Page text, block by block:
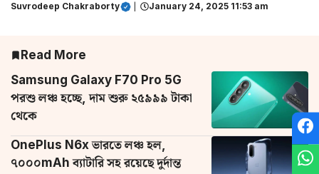
Suvrodeep Chakraborty January 24, 2025 11:53 am
Read More
Samsung Galaxy F70 Pro 5G
পরশু লঞ্চ হচ্ছে, দাম শুরু ২৫৯৯৯ টাকা
থেকে
OnePlus N6x ভারতে লঞ্চ হল,
৭০০০mAh ব্যাটারি সহ রয়েছে দুর্দান্ত